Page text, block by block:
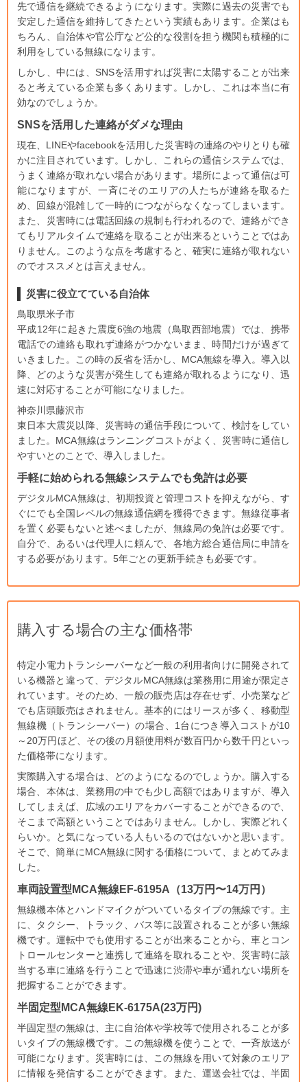
先で通信を継続できるようになります。実際に過去の災害でも
安定した通信を維持してきたという実績もあります。企業はも
ちろん、自治体や官公庁など公的な役割を担う機関も積極的に
利用をしている無線になります。
しかし、中には、SNSを活用すれば災害に太陽することが出来
ると考えている企業も多くあります。しかし、これは本当に有
効なのでしょうか。
SNSを活用した連絡がダメな理由
現在、LINEやfacebookを活用した災害時の連絡のやりとりも確
かに注目されています。しかし、これらの通信システムでは、
うまく連絡が取れない場合があります。場所によって通信は可
能になりますが、一斉にそのエリアの人たちが連絡を取るた
め、回線が混雑して一時的につながらなくなってしまいます。
また、災害時には電話回線の規制も行われるので、連絡ができ
てもリアルタイムで連絡を取ることが出来るということではあ
りません。このような点を考慮すると、確実に連絡が取れない
のでオススメとは言えません。
災害に役立てている自治体
鳥取県米子市
平成12年に起きた震度6強の地震（鳥取西部地震）では、携帯
電話での連絡も取れず連絡がつかないまま、時間だけが過ぎて
いきました。この時の反省を活かし、MCA無線を導入。導入以
降、どのような災害が発生しても連絡が取れるようになり、迅
速に対応することが可能になりました。
神奈川県藤沢市
東日本大震災以降、災害時の通信手段について、検討をしてい
ました。MCA無線はランニングコストがよく、災害時に通信し
やすいとのことで、導入しました。
手軽に始められる無線システムでも免許は必要
デジタルMCA無線は、初期投資と管理コストを抑えながら、す
ぐにでも全国レベルの無線通信網を獲得できます。無線従事者
を置く必要もないと述べましたが、無線局の免許は必要です。
自分で、あるいは代理人に頼んで、各地方総合通信局に申請を
する必要があります。 5年ごとの更新手続きも必要です。
購入する場合の主な価格帯
特定小電力トランシーバーなど一般の利用者向けに開発されて
いる機器と違って、デジタルMCA無線は業務用に用途が限定さ
れています。そのため、一般の販売店は存在せず、小売業など
でも店頭販売はされません。基本的にはリースが多く、移動型
無線機（トランシーバー）の場合、 1 台につき導入コストが10
～ 20万円ほど、その後の月額使用料が数百円から数千円といっ
た価格帯になります。
実際購入する場合は、どのようになるのでしょうか。購入する
場合、本体は、業務用の中でも少し高額ではありますが、導入
してしまえば、広域のエリアをカバーすることができるので、
そこまで高額ということではありません。しかし、実際どれく
らいか。と気になっている人もいるのではないかと思います。
そこで、簡単にMCA無線に関する価格について、まとめてみま
した。
車両設置型MCA無線EF-6195A（13万円〜14万円）
無線機本体とハンドマイクがついているタイプの無線です。主
に、タクシー、トラック、バス等に設置されることが多い無線
機です。運転中でも使用することが出来ることから、車とコン
トロールセンターと連携して連絡を取れることや、災害時に該
当する車に連絡を行うことで迅速に渋滞や車が通れない場所を
把握することができます。
半固定型MCA無線EK-6175A(23万円)
半固定型の無線は、主に自治体や学校等で使用されることが多
いタイプの無線機です。この無線機を使うことで、一斉放送が
可能になります。災害時には、この無線を用いて対象のエリア
に情報を発信することができます。また、運送会社では、半固